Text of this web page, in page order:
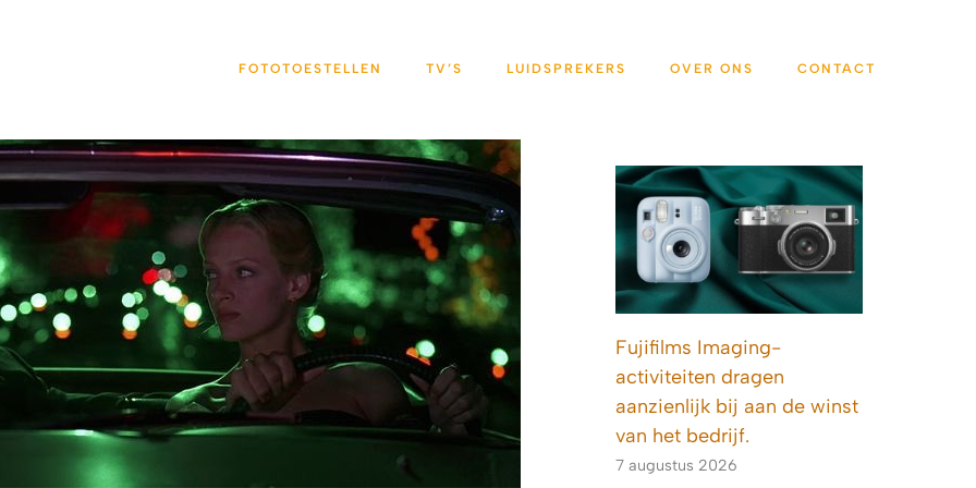
FOTOTOESTELLEN TV’S LUIDSPREKERS OVER ONS CONTACT
Fujifilms Imaging-
activiteiten dragen
aanzienlijk bij aan de winst
van het bedrijf.
7 augustus 2026